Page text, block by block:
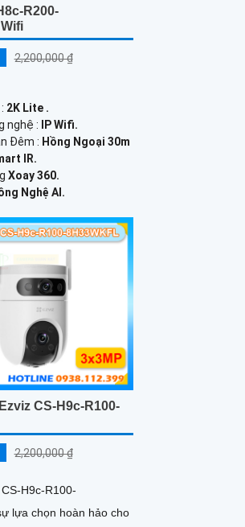
R200-
2,200,000 ₫
2K Lite .
nghệ :
IP Wifi.
Đêm : Hồng Ngoại 30m
IR.
Xoay 360.
Nghệ AI.
CS-H9c-R100-
2,200,000 ₫
H9c-R100-
lựa chọn hoàn hảo cho